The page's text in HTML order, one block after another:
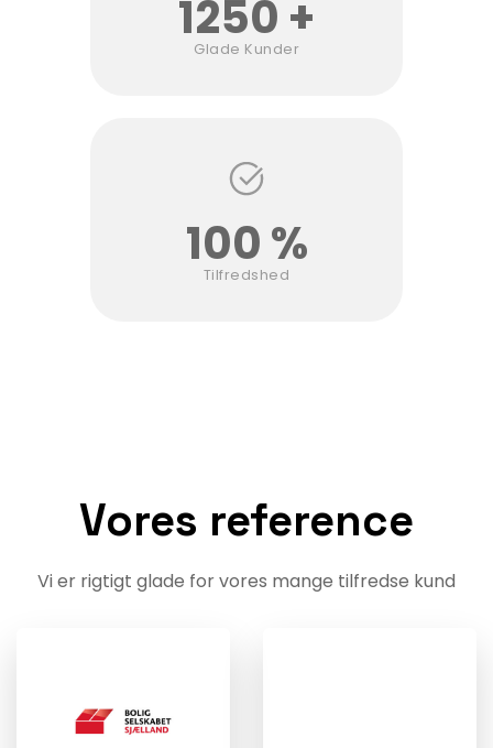
1250 +
Glade Kunder
100 %
Tilfredshed
Vores reference
Vi er rigtigt glade for vores mange tilfredse kund